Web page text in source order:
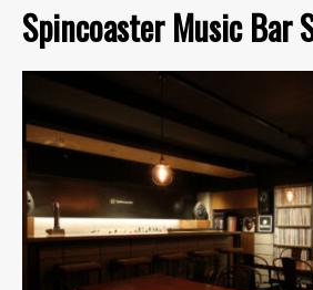
Spincoaster Music Bar